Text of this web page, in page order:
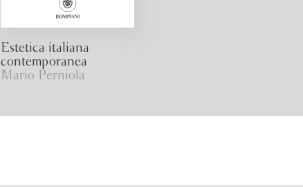
Estetica italiana
contemporanea
Mario Perniola